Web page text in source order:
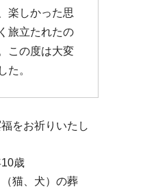
楽しかった思
旅立たれたの
この度は大変
た。
をお祈りいたし
歳
猫、犬）の葬